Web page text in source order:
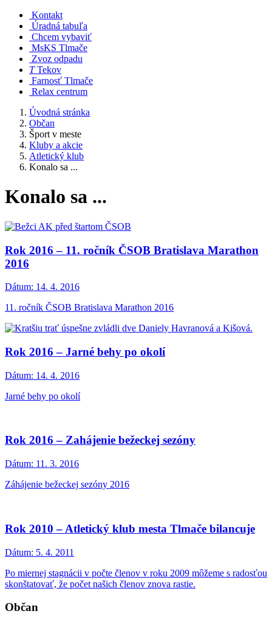
Kontakt
Úradná tabuľa
Chcem vybaviť
MsKS Tlmače
Zvoz odpadu
T Tekov
Farnosť Tlmače
Relax centrum
Úvodná stránka
Občan
Šport v meste
Kluby a akcie
Atletický klub
Konalo sa ...
Konalo sa ...
Rok 2016 – 11. ročník ČSOB Bratislava Marathon
2016
Dátum: 14. 4. 2016
11. ročník ČSOB Bratislava Marathon 2016
Rok 2016 – Jarné behy po okolí
Dátum: 14. 4. 2016
Jarné behy po okolí
Rok 2016 – Zahájenie bežeckej sezóny
Dátum: 11. 3. 2016
Záhájenie bežeckej sezóny 2016
Rok 2010 – Atletický klub mesta Tlmače bilancuje
Dátum: 5. 4. 2011
Po miernej stagnácii v počte členov v roku 2009 môžeme s radosťou
skonštatovať, že počet našich členov znova rastie.
Občan